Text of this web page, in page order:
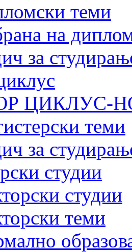
теми
на
за
ЦИКЛУС-
теми
за
студии
студии
теми